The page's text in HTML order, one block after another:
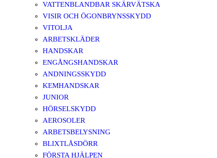
VATTENBLANDBAR SKÄRVÄTSKA
VISIR OCH ÖGONBRYNSSKYDD
VITOLJA
ARBETSKLÄDER
HANDSKAR
ENGÅNGSHANDSKAR
ANDNINGSSKYDD
KEMHANDSKAR
JUNIOR
HÖRSELSKYDD
AEROSOLER
ARBETSBELYSNING
BLIXTLÅSDÖRR
FÖRSTA HJÄLPEN